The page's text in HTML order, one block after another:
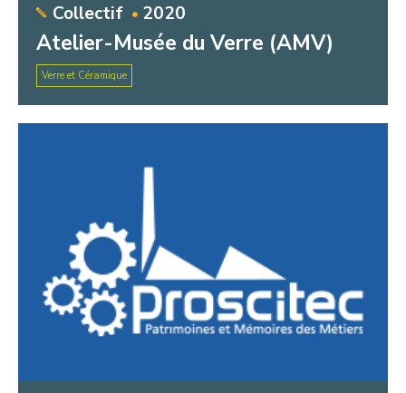
Collectif 2020
Atelier-Musée du Verre (AMV)
Verre et Céramique